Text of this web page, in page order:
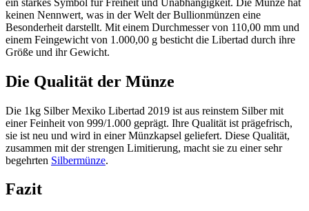
keinen Nennwert, was in der Welt der Bullionmünzen eine
Besonderheit darstellt. Mit einem Durchmesser von 110,00 mm und
einem Feingewicht von 1.000,00 g besticht die Libertad durch ihre
Größe und ihr Gewicht.
Die Qualität der Münze
Die 1kg Silber Mexiko Libertad 2019 ist aus reinstem Silber mit
einer Feinheit von 999/1.000 geprägt. Ihre Qualität ist prägefrisch,
sie ist neu und wird in einer Münzkapsel geliefert. Diese Qualität,
zusammen mit der strengen Limitierung, macht sie zu einer sehr
begehrten Silbermünze.
Fazit